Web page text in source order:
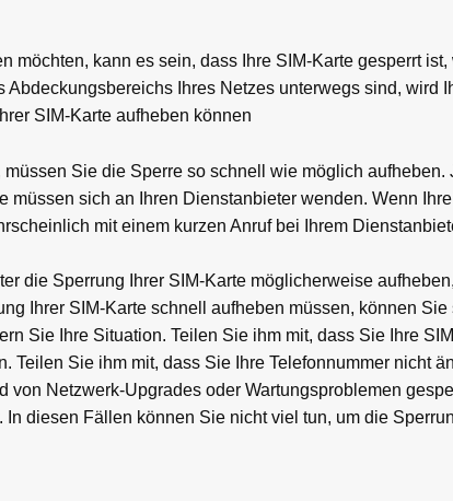
möchten, kann es sein, dass Ihre SIM-Karte gesperrt
Ihres Netzes unterwegs sind, wird
SIM-Karte aufheben können
Sie die Sperre so schnell wie möglich aufheben.
sich an Ihren Dienstanbieter wenden. Wenn
mit einem kurzen Anruf bei Ihrem
die Sperrung Ihrer SIM-Karte möglicherweise
Ihrer SIM-Karte schnell aufheben müssen, können
Sie Ihre Situation. Teilen Sie ihm mit, dass Sie Ihre
Teilen Sie ihm mit, dass Sie Ihre Telefonnummer nicht
von Netzwerk-Upgrades oder Wartungsproblemen
diesen Fällen können Sie nicht viel tun, um die